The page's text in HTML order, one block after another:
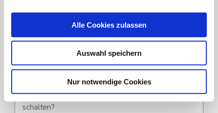
Alle Cookies zulassen
Auswahl speichern
Nur notwendige Cookies
Stellen- und Rubrikenmarkt
Möchten Sie eine Anzeige in der MT im Dialog
schalten?